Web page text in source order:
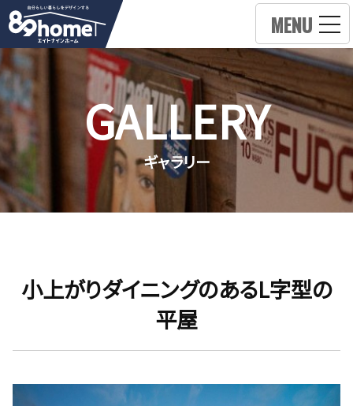
MENU
GALLERY
ギャラリー
小上がりダイニングのあるL字型の
平屋